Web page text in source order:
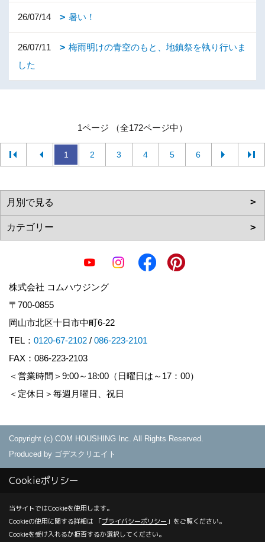
26/07/14 暑い！
26/07/11
梅雨明けの青空のもと、地鎮祭を執り行いま
した
1ページ （全172ページ中）
1 2 3 4 5 6
株式会社 コムハウジング
〒700-0855
岡山市北区十日市中町6-22
TEL： 0120-67-2102 / 086-223-2101
FAX：086-223-2103
＜営業時間＞9:00～18:00（日曜日は～17：00）
＜定休日＞毎週月曜日、祝日
Copyright (c) COM HOUSHING Inc. All Rights Reserved.
Produced by ゴデスクリエイト
Cookieポリシー
当サイトではCookieを使用します。
Cookieの使用に関する詳細は 「プライバシーポリシー 」をご覧ください。
Cookieを受け入れるか拒否するか選択してください。